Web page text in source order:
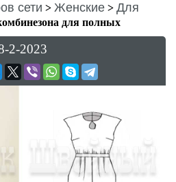
сети > Женские > Для
для полных
2-2023